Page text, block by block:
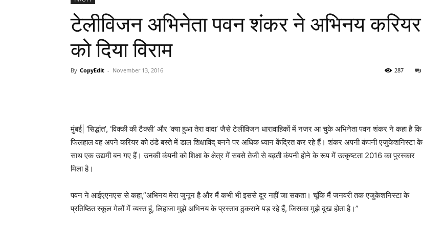
टेलीविजन अभिनेता पवन शंकर ने अभिनय करियर
को दिया विराम
By CopyEdit - November 13, 2016 287
मुंबई| ‘सिद्धांत’, ‘विक्की की टैक्सी’ और ‘क्या हुआ तेरा वादा’ जैसे टेलीविजन धारावाहिकों में नजर आ चुके अभिनेता पवन शंकर ने कहा है कि
फिलहाल वह अपने करियर को ठंडे बस्ते में डाल शिक्षाविद् बनने पर अधिक ध्यान केंद्रित कर रहे हैं। शंकर अपनी कंपनी एजुकेशनिस्टा के
साथ एक उद्यमी बन गए हैं। उनकी कंपनी को शिक्षा के क्षेत्र में सबसे तेजी से बढ़ती कंपनी होने के रूप में उत्कृष्टता 2016 का पुरस्कार
मिला है।
पवन ने आईएएनएस से कहा,”अभिनय मेरा जुनून है और मैं कभी भी इससे दूर नहीं जा सकता। चूंकि मैं जनवरी तक एजुकेशनिस्टा के
प्रतिष्ठित स्कूल मेलों में व्यस्त हूं, लिहाजा मुझे अभिनय के प्रस्ताव ठुकराने पड़ रहे हैं, जिसका मुझे दुख होता है।”